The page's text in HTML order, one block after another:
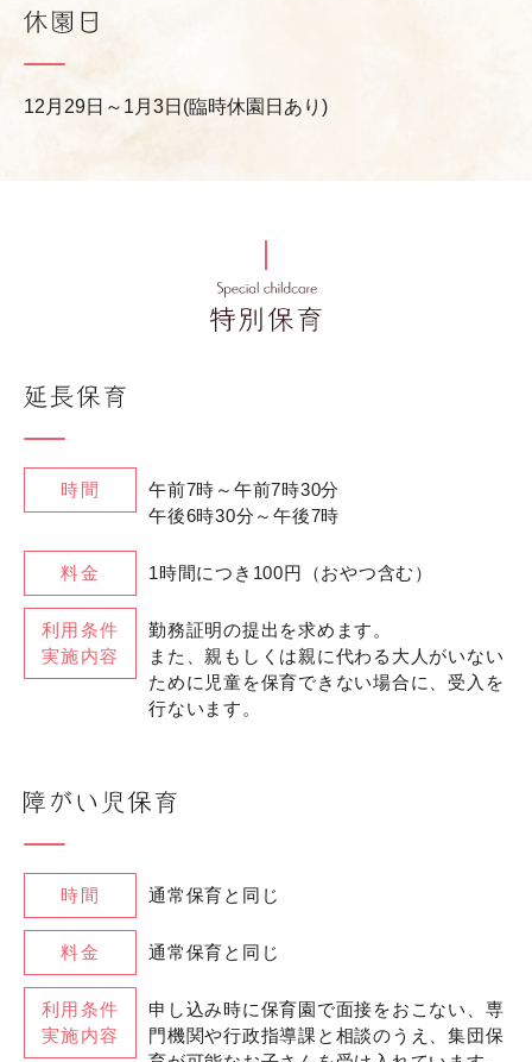
12月29日～1月3日(臨時休園日あり)
時間
午前7時～午前7時30分
午後6時30分～午後7時
料金 1時間につき100円（おやつ含む）
利用条件
実施内容
勤務証明の提出を求めます。
また、親もしくは親に代わる大人がいない
ために児童を保育できない場合に、受入を
行ないます。
時間 通常保育と同じ
料金 通常保育と同じ
利用条件
実施内容
申し込み時に保育園で面接をおこない、専
門機関や行政指導課と相談のうえ、集団保